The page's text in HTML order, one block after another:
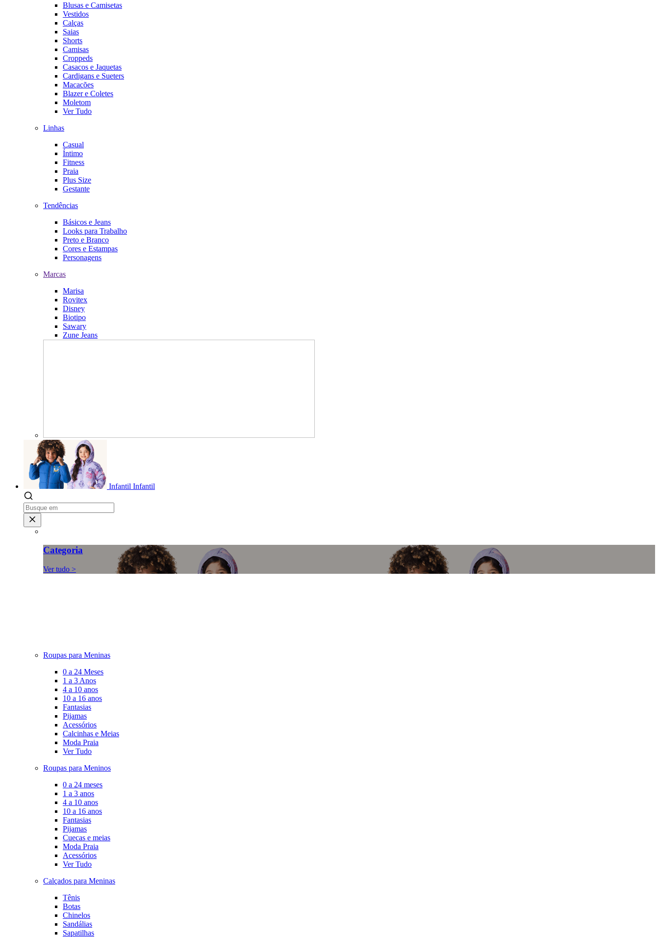
Blusas e Camisetas
Vestidos
Calças
Saias
Shorts
Camisas
Croppeds
Casacos e Jaquetas
Cardigans e Sueters
Macacões
Blazer e Coletes
Moletom
Ver Tudo
Linhas
Casual
Íntimo
Fitness
Praia
Plus Size
Gestante
Tendências
Básicos e Jeans
Looks para Trabalho
Preto e Branco
Cores e Estampas
Personagens
Marcas
Marisa
Rovitex
Disney
Biotipo
Sawary
Zune Jeans
Infantil Infantil
Categoria
Ver tudo >
Roupas para Meninas
0 a 24 Meses
1 a 3 Anos
4 a 10 anos
10 a 16 anos
Fantasias
Pijamas
Acessórios
Calcinhas e Meias
Moda Praia
Ver Tudo
Roupas para Meninos
0 a 24 meses
1 a 3 anos
4 a 10 anos
10 a 16 anos
Fantasias
Pijamas
Cuecas e meias
Moda Praia
Acessórios
Ver Tudo
Calçados para Meninas
Tênis
Botas
Chinelos
Sandálias
Sapatilhas